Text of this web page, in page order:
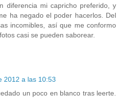
diferencia mi capricho preferido, y
ha negado el poder hacerlos. Del
incomibles, así que me conformo
casi se pueden saborear.
2012 a las 10:53
un poco en blanco tras leerte.